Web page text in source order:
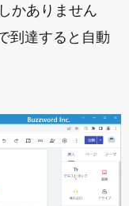
かありません
到達すると自動